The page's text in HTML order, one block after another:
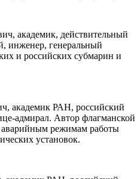
академик, действительный
инженер, генеральный
и российских субмарин и
РАН, российский
адмирал. Автор флагманской
режимам работы
установок.